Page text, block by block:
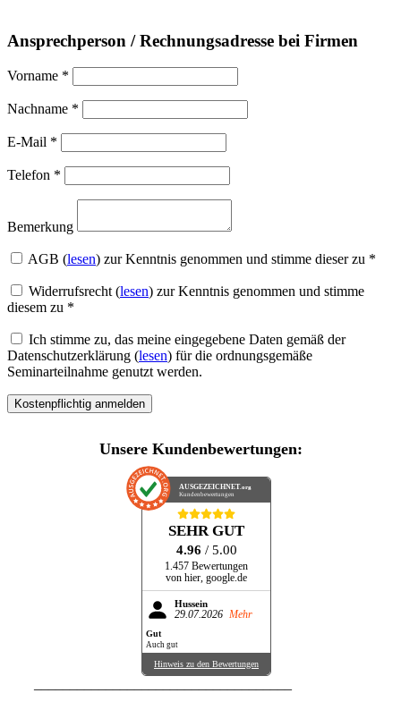
Ansprechperson / Rechnungsadresse bei Firmen
Vorname *
Nachname *
E-Mail *
Telefon *
Bemerkung
AGB (lesen) zur Kenntnis genommen und stimme dieser zu *
Widerrufsrecht (lesen) zur Kenntnis genommen und stimme
diesem zu *
Ich stimme zu, das meine eingegebene Daten gemäß der
Datenschutzerklärung (lesen) für die ordnungsgemäße
Seminarteilnahme genutzt werden.
Unsere Kundenbewertungen:
AUSGEZEICHNET .org
Kundenbewertungen
SEHR GUT
4.96 / 5.00
1.457 Bewertungen
von hier, google.de
Hussein
29.07.2026 Mehr
Gut
Auch gut
Hinweis zu den Bewertungen